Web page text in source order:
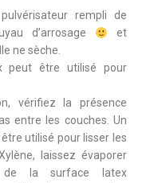
rempli de
d’arrosage
et
ne sèche.
peut être utilisé pour
vérifiez la présence
entre les couches. Un
utilisé pour lisser les
laissez évaporer
de la surface latex